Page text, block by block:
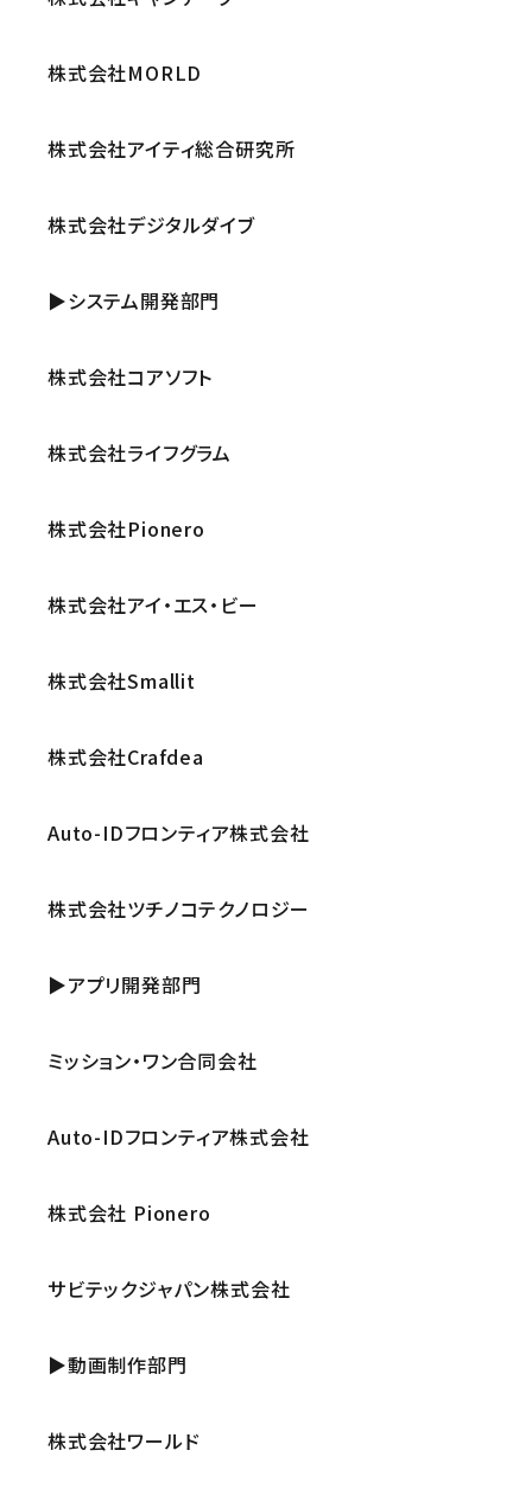
株式会社MORLD
株式会社アイティ総合研究所
株式会社デジタルダイブ
▶システム開発部門
株式会社コアソフト
株式会社ライフグラム
株式会社Pionero
株式会社アイ・エス・ビー
株式会社Smallit
株式会社Crafdea
Auto-IDフロンティア株式会社
株式会社ツチノコテクノロジー
▶アプリ開発部門
ミッション・ワン合同会社
Auto-IDフロンティア株式会社
株式会社 Pionero
サビテックジャパン株式会社
▶動画制作部門
株式会社ワールド